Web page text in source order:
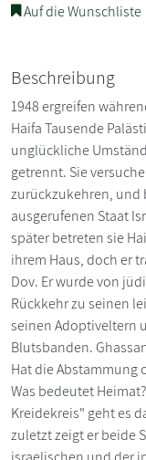
Auf die Wunschliste
Beschreibung
1948 ergreifen
Haifa Tausende
unglückliche
getrennt. Sie
zurückzukehren, und
ausgerufenen Staat
später betreten sie
ihrem Haus, doch er
Dov. Er wurde von
Rückkehr zu seinen
seinen Adoptiveltern
Blutsbanden.
Hat die Abstammung
Was bedeutet
Kreidekreis" geht es
zuletzt zeigt er beide